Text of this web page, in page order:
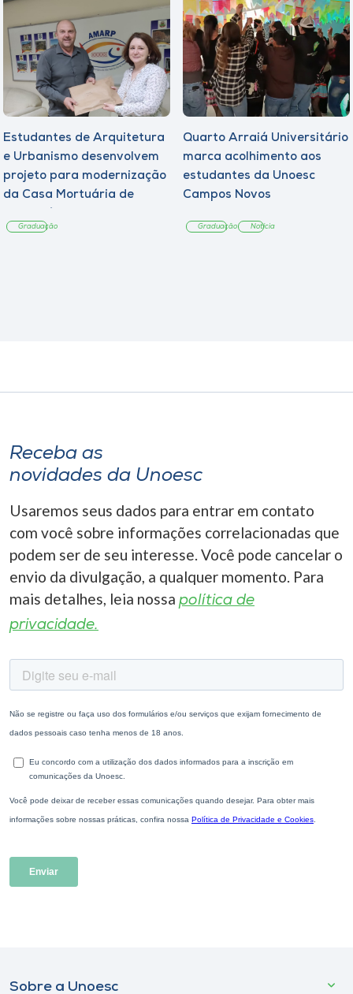
Estudantes de Arquitetura
e Urbanismo desenvolvem
projeto para modernização
da Casa Mortuária de
Graduação
Quarto Arraiá Universitário
marca acolhimento aos
estudantes da Unoesc
Campos Novos
Graduação Notícia
Receba as
novidades da Unoesc
Usaremos seus dados para entrar em contato
com você sobre informações correlacionadas que
podem ser de seu interesse. Você pode cancelar o
envio da divulgação, a qualquer momento. Para
mais detalhes, leia nossa política de
privacidade.
Sobre a Unoesc